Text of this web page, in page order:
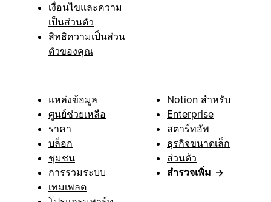
เงื่อนไขและความ
เป็นส่วนตัว
สิทธิความเป็นส่วน
ตัวของคุณ
แหล่งข้อมูล
ศูนย์ช่วยเหลือ
ราคา
บล็อก
ชุมชน
การรวมระบบ
เทมเพลต
Notion สำหรับ
Enterprise
สตาร์ทอัพ
ธุรกิจขนาดเล็ก
ส่วนตัว
สำรวจเพิ่ม →